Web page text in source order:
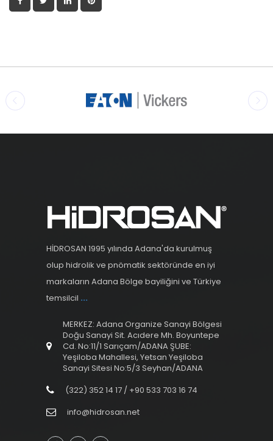
HİDROSAN 1995 yılında Adana'da kurulmuş
olup hidrolik ve pnömatik sektöründe en iyi
markaların Adana Bölge bayiliğini ve Türkiye
temsilcil ...
MERKEZ: Adana Organize Sanayi Bölgesi
Doğu Sanayi Sit. Acıdere Mh. Boyuntepe
Cd. No:11/1 Sarıçam/ADANA ŞUBE:
Yeşiloba Mahallesi, Yetsan Yeşiloba
Sanayi Sitesi No:5/3 Seyhan/ADANA
(322) 352 14 17 / +90 533 703 16 74
info@hidrosan.net